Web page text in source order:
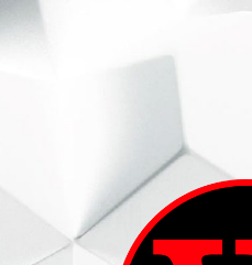
ВИННЫЙ СКЛАД